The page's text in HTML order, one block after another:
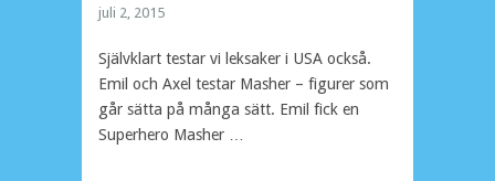
juli 2, 2015
Självklart testar vi leksaker i USA också.
Emil och Axel testar Masher – figurer som
går sätta på många sätt. Emil fick en
Superhero Masher …